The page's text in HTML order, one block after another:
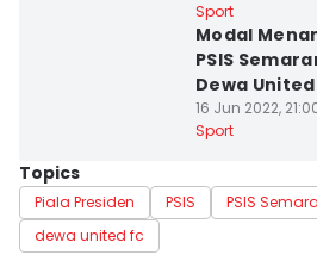
Sport
Modal
PSIS
Dewa United
16 Jun 2022,
Sport
Topics
Piala Presiden PSIS PSIS
dewa united fc